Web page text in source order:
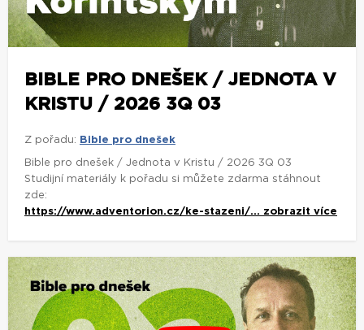
BIBLE PRO DNEŠEK / JEDNOTA V
KRISTU / 2026 3Q 03
Z pořadu: Bible pro dnešek
Bible pro dnešek / Jednota v Kristu / 2026 3Q 03
Studijní materiály k pořadu si můžete zdarma stáhnout
zde:
https://www.adventorion.cz/ke-stazeni/... zobrazit více